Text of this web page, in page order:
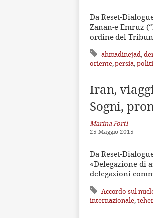
Da Reset-
Zanan-e Emruz
ordine del
ahmadinejad,
oriente,persia,
Iran,
Sogni,
Marina Forti
25 Maggio 2015
Da Reset-
«Delegazione di
delegazioni
Accordo sul
internazionale,